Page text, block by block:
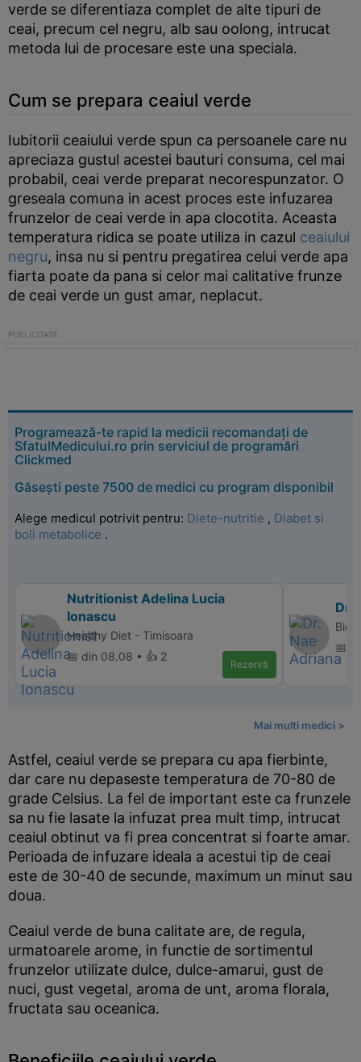
verde se diferentiaza complet de alte tipuri de
ceai, precum cel negru, alb sau oolong, intrucat
metoda lui de procesare este una speciala.
Cum se prepara ceaiul verde
Iubitorii ceaiului verde spun ca persoanele care nu
apreciaza gustul acestei bauturi consuma, cel mai
probabil, ceai verde preparat necorespunzator. O
greseala comuna in acest proces este infuzarea
frunzelor de ceai verde in apa clocotita. Aceasta
temperatura ridica se poate utiliza in cazul ceaiului
negru, insa nu si pentru pregatirea celui verde apa
fiarta poate da pana si celor mai calitative frunze
de ceai verde un gust amar, neplacut.
Programează-te rapid la medicii recomandați de
SfatulMedicului.ro prin serviciul de programări
Clickmed
Găsești peste 7500 de medici cu program disponibil
Alege medicul potrivit pentru: Diete-nutritie , Diabet si
boli metabolice .
Nutritionist Adelina Lucia
Ionascu
Healthy Diet - Timisoara
📅 din 08.08 • 👍 2
Rezervă
Dr.
Bio
📅
Mai multi medici >
Astfel, ceaiul verde se prepara cu apa fierbinte,
dar care nu depaseste temperatura de 70-80 de
grade Celsius. La fel de important este ca frunzele
sa nu fie lasate la infuzat prea mult timp, intrucat
ceaiul obtinut va fi prea concentrat si foarte amar.
Perioada de infuzare ideala a acestui tip de ceai
este de 30-40 de secunde, maximum un minut sau
doua.
Ceaiul verde de buna calitate are, de regula,
urmatoarele arome, in functie de sortimentul
frunzelor utilizate dulce, dulce-amarui, gust de
nuci, gust vegetal, aroma de unt, aroma florala,
fructata sau oceanica.